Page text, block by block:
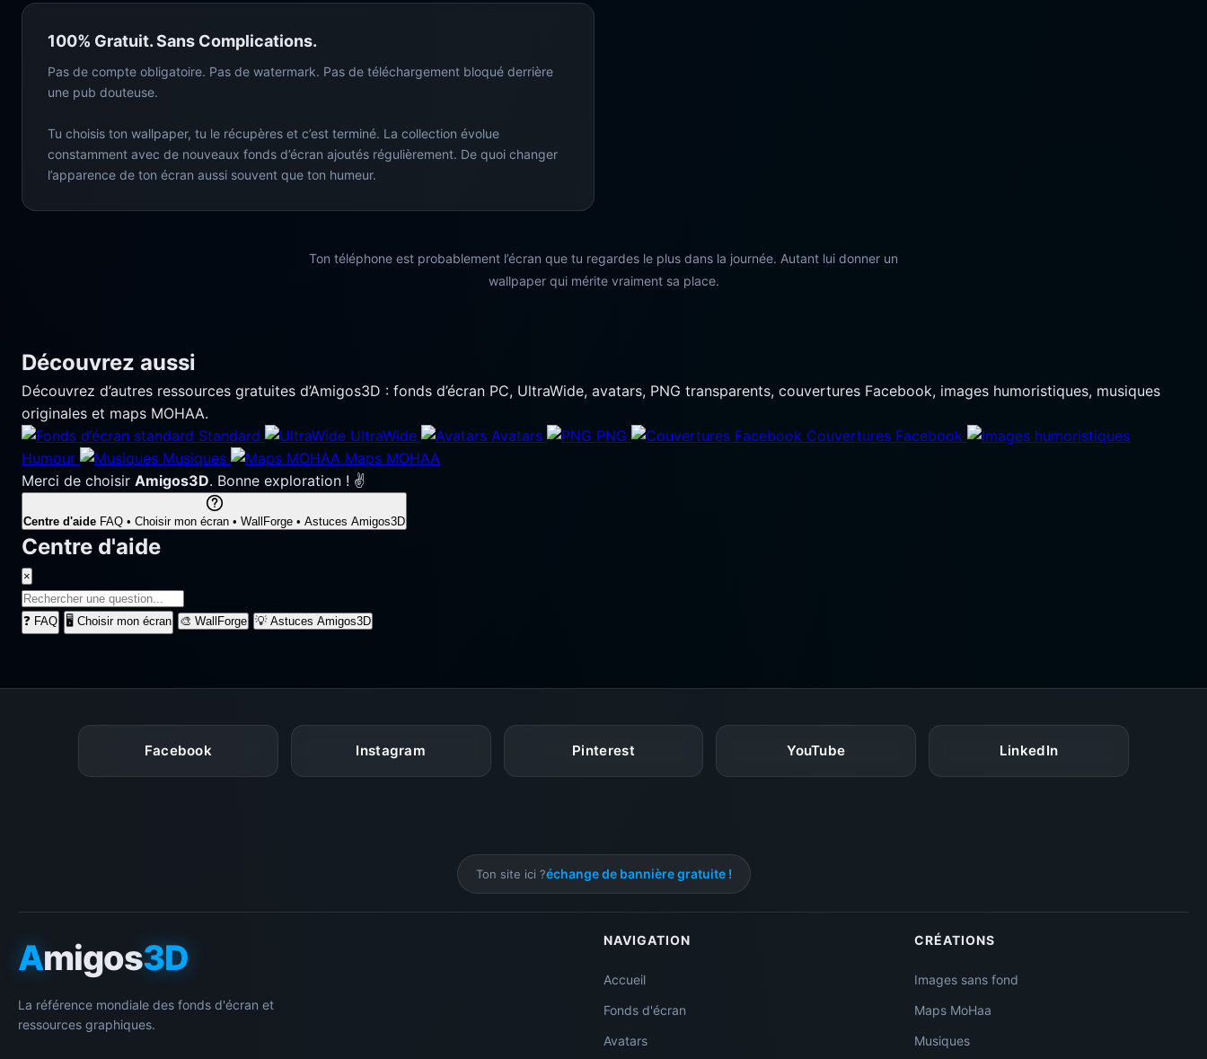
100% Gratuit. Sans Complications.
Pas de compte obligatoire. Pas de watermark. Pas de téléchargement bloqué derrière
une pub douteuse.
Tu choisis ton wallpaper, tu le récupères et c’est terminé. La collection évolue
constamment avec de nouveaux fonds d’écran ajoutés régulièrement. De quoi changer
l’apparence de ton écran aussi souvent que ton humeur.
Ton téléphone est probablement l’écran que tu regardes le plus dans la journée. Autant lui donner un
wallpaper qui mérite vraiment sa place.
Découvrez aussi
Découvrez d’autres ressources gratuites d’Amigos3D : fonds d’écran PC, UltraWide, avatars, PNG transparents, couvertures Facebook, images humoristiques, musiques
originales et maps MOHAA.
Standard
UltraWide Avatars PNG
Couvertures Facebook
Humour
Musiques
Maps MOHAA
Merci de choisir Amigos3D. Bonne exploration ! ✌️
Centre d'aide FAQ • Choisir mon écran • WallForge • Astuces Amigos3D
Centre d'aide
×
❓ FAQ 🖥️ Choisir mon écran 🎨 WallForge 💡 Astuces Amigos3D
Facebook Instagram Pinterest YouTube LinkedIn
Ton site ici ?échange de bannière gratuite !
Amigos3D
La référence mondiale des fonds d'écran et
ressources graphiques.
NAVIGATION
Accueil
Fonds d'écran
Avatars
CRÉATIONS
Images sans fond
Maps MoHaa
Musiques